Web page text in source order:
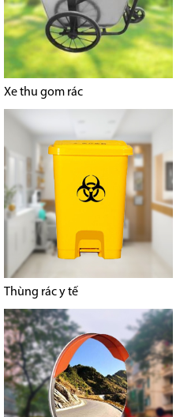
Xe thu gom rác
Thùng rác y tế